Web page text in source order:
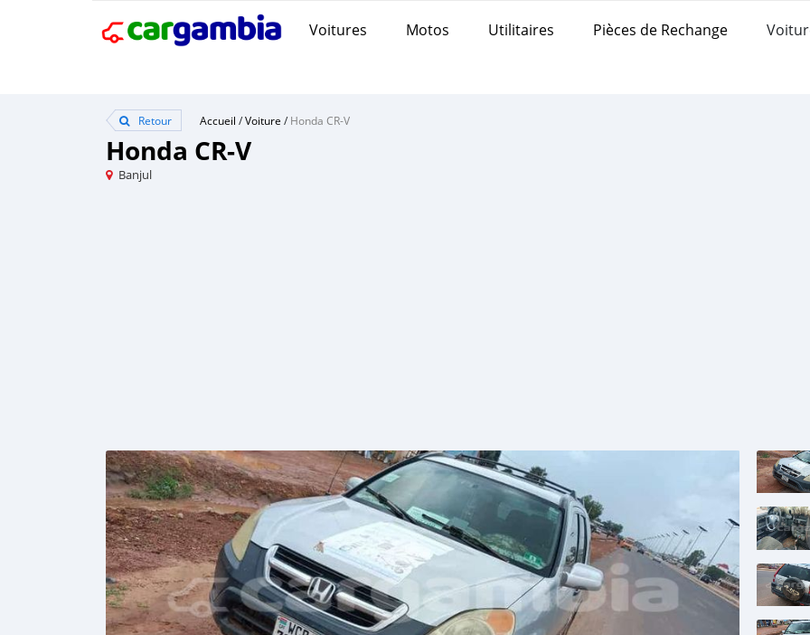
Voitures Motos Utilitaires Pièces de Rechange
Retour Accueil /Voiture /Honda CR-V
Honda CR-V
Banjul